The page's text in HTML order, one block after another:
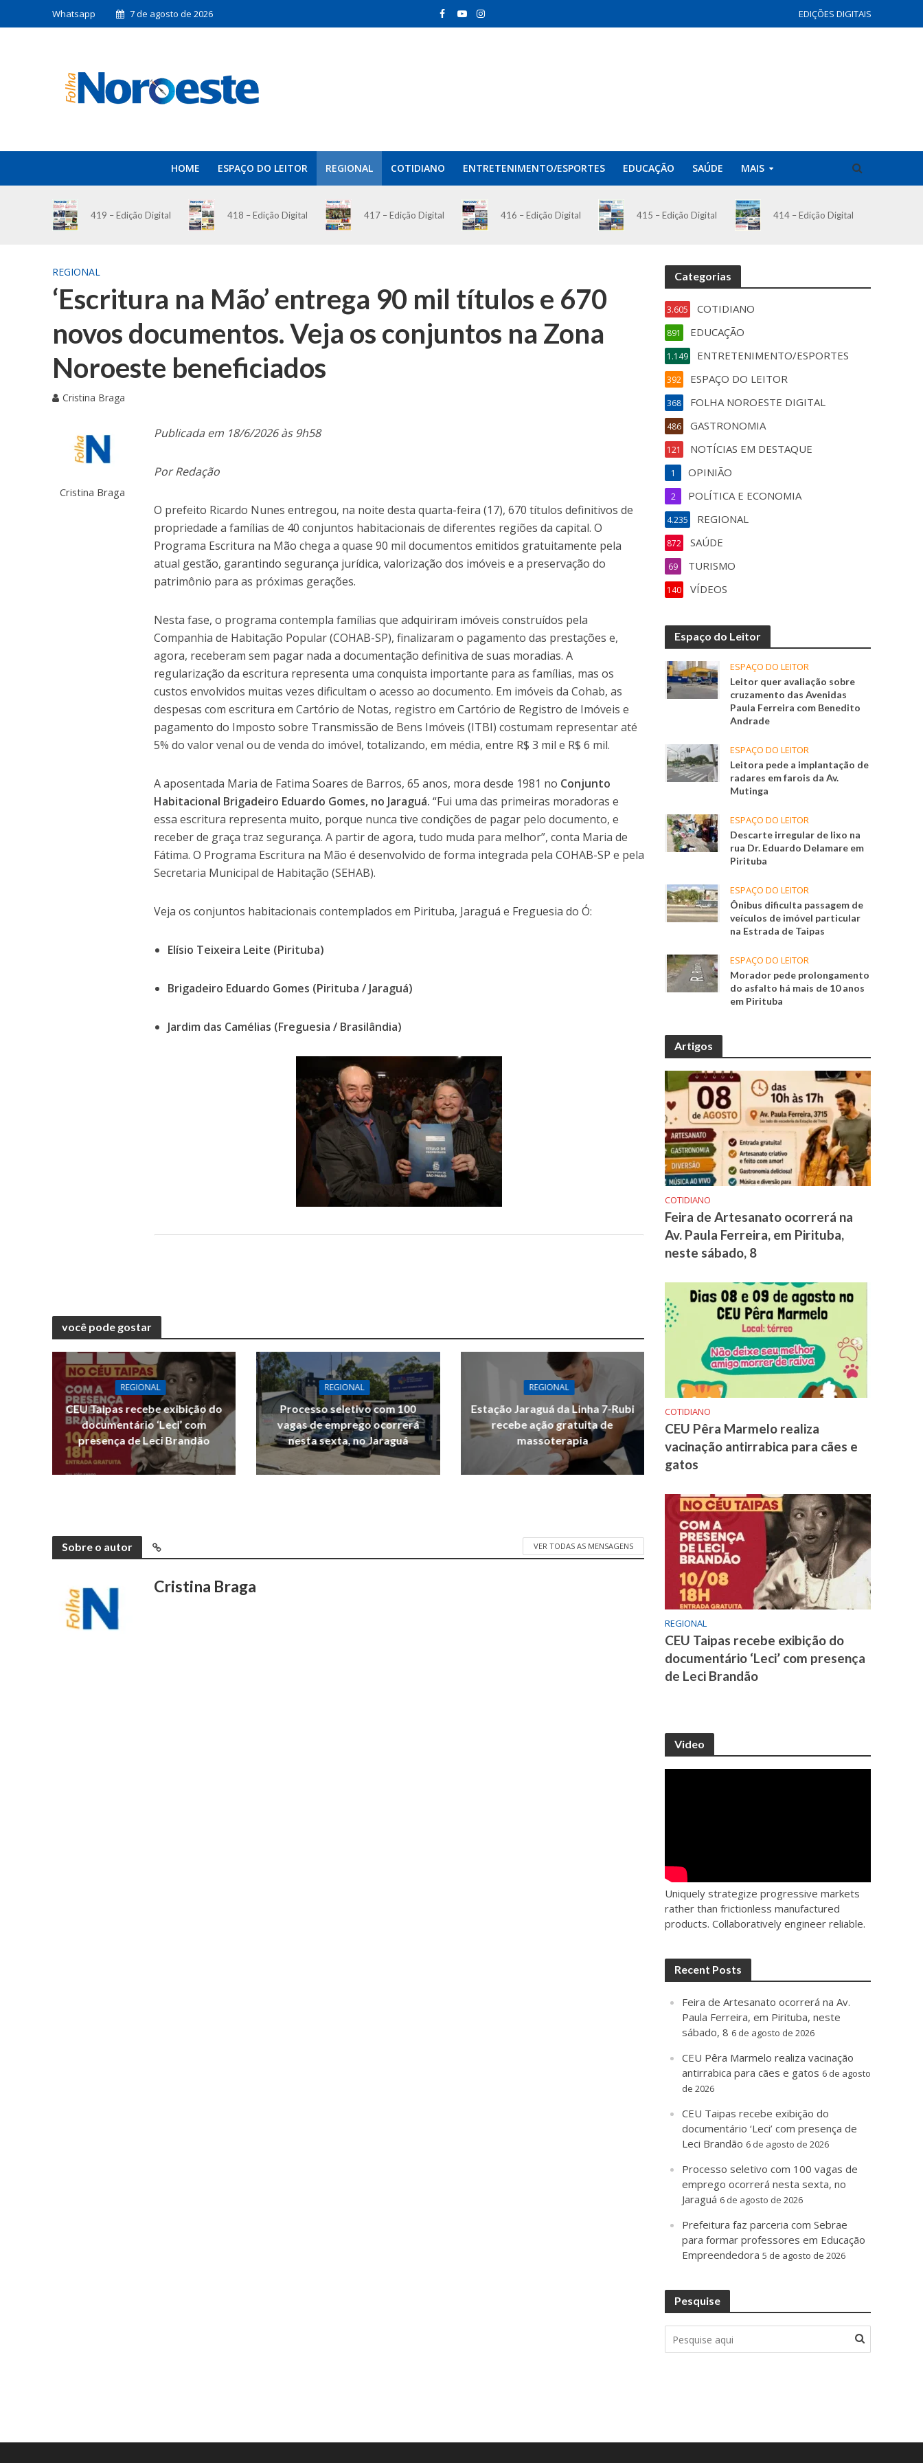
Whatsapp 7 de agosto de 2026 EDIÇÕES DIGITAIS
HOME ESPAÇO DO LEITOR REGIONAL COTIDIANO ENTRETENIMENTO/ESPORTES EDUCAÇÃO SAÚDE MAIS
419 – Edição Digital 418 – Edição Digital 417 – Edição Digital 416 – Edição Digital 415 – Edição Digital 414 – Edição Digital
REGIONAL
‘Escritura na Mão’ entrega 90 mil títulos e 670
novos documentos. Veja os conjuntos na Zona
Noroeste beneficiados
Cristina Braga
Cristina Braga
Publicada em 18/6/2026 às 9h58
Por Redação
O prefeito Ricardo Nunes entregou, na noite desta quarta-feira (17), 670 títulos definitivos de
propriedade a famílias de 40 conjuntos habitacionais de diferentes regiões da capital. O
Programa Escritura na Mão chega a quase 90 mil documentos emitidos gratuitamente pela
atual gestão, garantindo segurança jurídica, valorização dos imóveis e a preservação do
patrimônio para as próximas gerações.
Nesta fase, o programa contempla famílias que adquiriram imóveis construídos pela
Companhia de Habitação Popular (COHAB-SP), finalizaram o pagamento das prestações e,
agora, receberam sem pagar nada a documentação definitiva de suas moradias.A
regularização da escritura representa uma conquista importante para as famílias, mas os
custos envolvidos muitas vezes dificultam o acesso ao documento. Em imóveis da Cohab, as
despesas com escritura em Cartório de Notas, registro em Cartório de Registro de Imóveis e
pagamento do Imposto sobre Transmissão de Bens Imóveis (ITBI) costumam representar até
5% do valor venal ou de venda do imóvel, totalizando, em média, entre R$ 3 mil e R$ 6 mil.
A aposentada Maria de Fatima Soares de Barros, 65 anos, mora desde 1981 no Conjunto
Habitacional Brigadeiro Eduardo Gomes, no Jaraguá.“Fui uma das primeiras moradoras e
essa escritura representa muito, porque nunca tive condições de pagar pelo documento, e
receber de graça traz segurança. A partir de agora, tudo muda para melhor”, conta Maria de
Fátima. O Programa Escritura na Mão é desenvolvido de forma integrada pela COHAB-SP e pela
Secretaria Municipal de Habitação (SEHAB).
Veja os conjuntos habitacionais contemplados em Pirituba, Jaraguá e Freguesia do Ó:
Elísio Teixeira Leite (Pirituba)
Brigadeiro Eduardo Gomes (Pirituba / Jaraguá)
Jardim das Camélias (Freguesia / Brasilândia)
você pode gostar
REGIONAL
CEU Taipas recebe exibição do
documentário ‘Leci’ com
presença de Leci Brandão
REGIONAL
Processo seletivo com 100
vagas de emprego ocorrerá
nesta sexta, no Jaraguá
REGIONAL
Estação Jaraguá da Linha 7-Rubi
recebe ação gratuita de
massoterapia
Sobre o autor VER TODAS AS MENSAGENS
Cristina Braga
Categorias
COTIDIANO
3.605
EDUCAÇÃO
891
ENTRETENIMENTO/ESPORTES
1.149
ESPAÇO DO LEITOR
392
FOLHA NOROESTE DIGITAL
368
GASTRONOMIA
486
NOTÍCIAS EM DESTAQUE
121
OPINIÃO
1
POLÍTICA E ECONOMIA
2
REGIONAL
4.235
SAÚDE
872
TURISMO
69
VÍDEOS
140
Espaço do Leitor
ESPAÇO DO LEITOR
Leitor quer avaliação sobre
cruzamento das Avenidas
Paula Ferreira com Benedito
Andrade
ESPAÇO DO LEITOR
Leitora pede a implantação de
radares em farois da Av.
Mutinga
ESPAÇO DO LEITOR
Descarte irregular de lixo na
rua Dr. Eduardo Delamare em
Pirituba
ESPAÇO DO LEITOR
Ônibus dificulta passagem de
veículos de imóvel particular
na Estrada de Taipas
ESPAÇO DO LEITOR
Morador pede prolongamento
do asfalto há mais de 10 anos
em Pirituba
Artigos
COTIDIANO
Feira de Artesanato ocorrerá na
Av. Paula Ferreira, em Pirituba,
neste sábado, 8
COTIDIANO
CEU Pêra Marmelo realiza
vacinação antirrabica para cães e
gatos
REGIONAL
CEU Taipas recebe exibição do
documentário ‘Leci’ com presença
de Leci Brandão
Video
Uniquely strategize progressive markets
rather than frictionless manufactured
products. Collaboratively engineer reliable.
Recent Posts
Feira de Artesanato ocorrerá na Av.
Paula Ferreira, em Pirituba, neste
sábado, 8 6 de agosto de 2026
CEU Pêra Marmelo realiza vacinação
antirrabica para cães e gatos 6 de agosto
de 2026
CEU Taipas recebe exibição do
documentário ‘Leci’ com presença de
Leci Brandão 6 de agosto de 2026
Processo seletivo com 100 vagas de
emprego ocorrerá nesta sexta, no
Jaraguá 6 de agosto de 2026
Prefeitura faz parceria com Sebrae
para formar professores em Educação
Empreendedora 5 de agosto de 2026
Pesquise